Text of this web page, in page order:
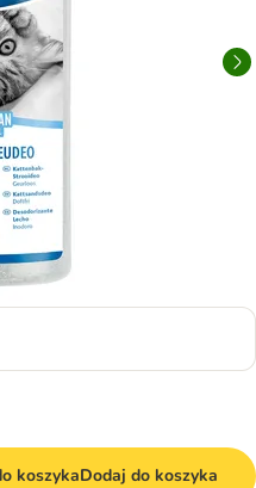
koszykaDodaj do koszyka